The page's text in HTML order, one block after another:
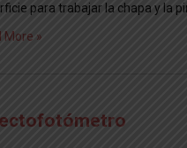
para trabajar la chapa y la
More »